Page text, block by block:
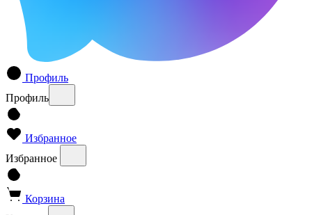
Профиль
Профиль
Избранное
Избранное
Корзина